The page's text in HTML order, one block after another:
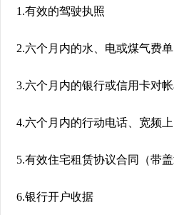
1.有效的驾驶执照
2.六个月内的水、电或煤气费单
3.六个月内的银行或信用卡对
4.六个月内的行动电话、宽频
5.有效住宅租赁协议合同（带盖
6.银行开户收据